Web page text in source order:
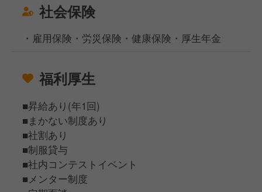
社会保険
・雇用保険・労災保険・健康保険・厚生年金
福利厚生
■昇給あり(年1回)
■まかない制度あり
■社割あり
■制服貸与
■社内コンテストイベント
■メンター制度